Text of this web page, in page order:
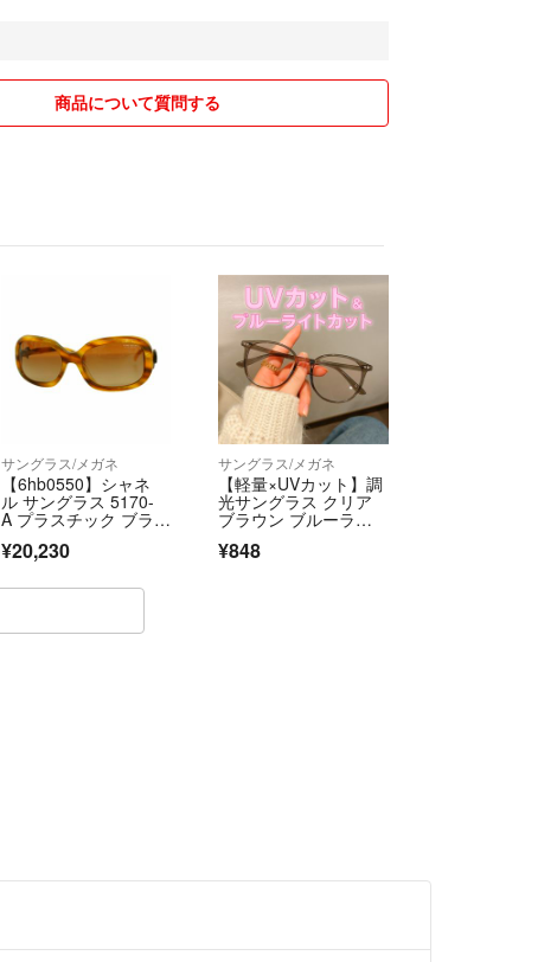
商品について質問する
サングラス/メガネ
【6hb0550】シャネ
ル サングラス 5170-
A プラスチック ブラウ
古】レディース
¥20,230
サングラス/メガネ
【軽量×UVカット】調
光サングラス クリア
ブラウン ブルーライ
外線 運転 釣り メンズ
¥848